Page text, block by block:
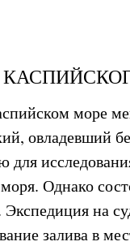
море
овладевший
для
Однако
Экспедиция на
залива в